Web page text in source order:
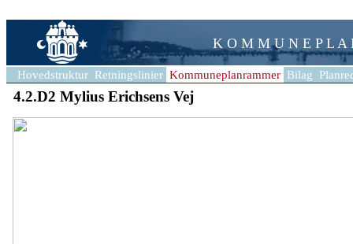
K O M M U N E P L A
Hovedstruktur Retningslinier Kommuneplanrammer Bilag
4.2.D2 Mylius Erichsens Vej